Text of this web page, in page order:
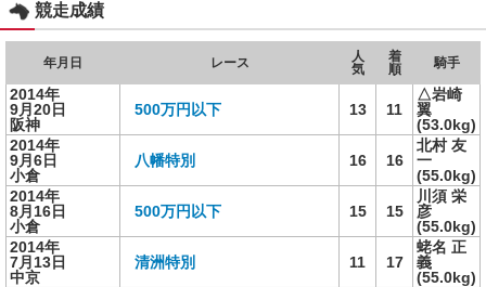
競走成績
年月日 レース
人
気
着
順
騎手
2014年
9月20日
阪神
500万円以下 13 11
△岩崎
翼
(53.0kg)
2014年
9月6日
小倉
八幡特別 16 16
北村 友
一
(55.0kg)
2014年
8月16日
小倉
500万円以下 15 15
川須 栄
彦
(55.0kg)
2014年
7月13日
中京
清洲特別 11 17
蛯名 正
義
(55.0kg)